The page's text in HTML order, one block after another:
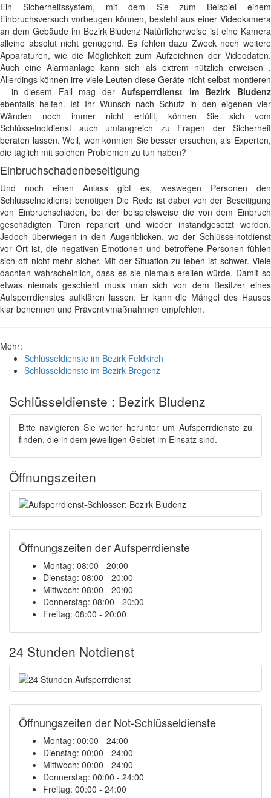
Ein Sicherheitssystem, mit dem Sie zum Beispiel einem
Einbruchsversuch vorbeugen können, besteht aus einer Videokamera
an dem Gebäude im Bezirk Bludenz Natürlicherweise ist eine Kamera
alleine absolut nicht genügend. Es fehlen dazu Zweck noch weitere
Apparaturen, wie die Möglichkeit zum Aufzeichnen der Videodaten.
Auch eine Alarmanlage kann sich als extrem nützlich erweisen .
Allerdings können irre viele Leuten diese Geräte nicht selbst montieren
– in diesem Fall mag derAufsperrdienst im Bezirk Bludenz
ebenfalls helfen. Ist Ihr Wunsch nach Schutz in den eigenen vier
Wänden noch immer nicht erfüllt, können Sie sich vom
Schlüsselnotdienst auch umfangreich zu Fragen der Sicherheit
beraten lassen. Weil, wen könnten Sie besser ersuchen, als Experten,
die täglich mit solchen Problemen zu tun haben?
Einbruchschadenbeseitigung
Und noch einen Anlass gibt es, weswegen Personen den
Schlüsselnotdienst benötigen Die Rede ist dabei von der Beseitigung
von Einbruchschäden, bei der beispielsweise die von dem Einbruch
geschädigten Türen repariert und wieder instandgesetzt werden.
Jedoch überwiegen in den Augenblicken, wo der Schlüsselnotdienst
vor Ort ist, die negativen Emotionen und betroffene Personen fühlen
sich oft nicht mehr sicher. Mit der Situation zu leben ist schwer. Viele
dachten wahrscheinlich, dass es sie niemals ereilen würde. Damit so
etwas niemals geschieht muss man sich von dem Besitzer eines
Aufsperrdienstes aufklären lassen. Er kann die Mängel des Hauses
klar benennen und Präventivmaßnahmen empfehlen.
Mehr:
Schlüsseldienste im Bezirk Feldkirch
Schlüsseldienste im Bezirk Bregenz
Schlüsseldienste : Bezirk Bludenz
Bitte navigieren Sie weiter herunter um Aufsperrdienste zu
finden, die in dem jeweiligen Gebiet im Einsatz sind.
Öffnungszeiten
Öffnungszeiten der Aufsperrdienste
Montag: 08:00 - 20:00
Dienstag: 08:00 - 20:00
Mittwoch: 08:00 - 20:00
Donnerstag: 08:00 - 20:00
Freitag: 08:00 - 20:00
24 Stunden Notdienst
Öffnungszeiten der Not-Schlüsseldienste
Montag: 00:00 - 24:00
Dienstag: 00:00 - 24:00
Mittwoch: 00:00 - 24:00
Donnerstag: 00:00 - 24:00
Freitag: 00:00 - 24:00